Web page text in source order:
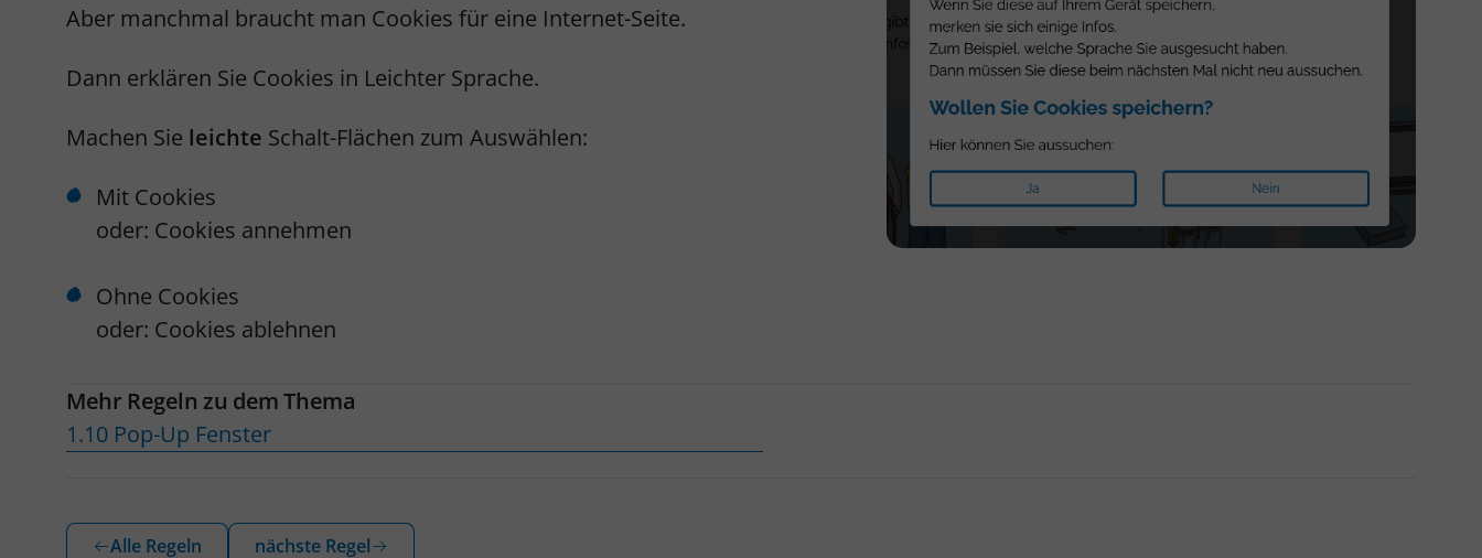
Aber manchmal braucht man Cookies für eine Internet-Seite.
Dann erklären Sie Cookies in Leichter Sprache.
Machen Sie leichte Schalt-Flächen zum Auswählen:
Mit Cookies
oder: Cookies annehmen
Ohne Cookies
oder: Cookies ablehnen
Mehr Regeln zu dem Thema
1.10 Pop-Up Fenster
Alle Regeln nächste Regel